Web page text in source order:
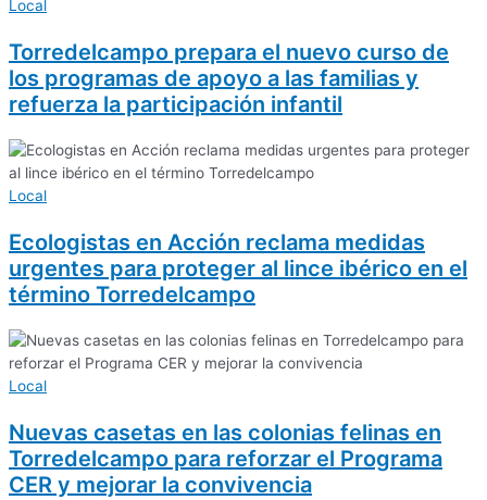
Local
Torredelcampo prepara el nuevo curso de
los programas de apoyo a las familias y
refuerza la participación infantil
Local
Ecologistas en Acción reclama medidas
urgentes para proteger al lince ibérico en el
término Torredelcampo
Local
Nuevas casetas en las colonias felinas en
Torredelcampo para reforzar el Programa
CER y mejorar la convivencia